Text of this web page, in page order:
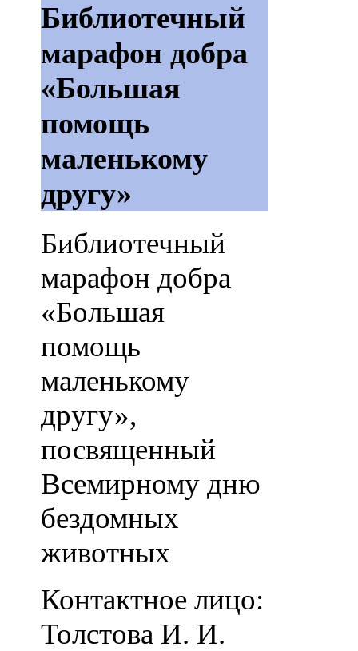
Библиотечный
марафон добра
«Большая
помощь
маленькому
другу»
Библиотечный
марафон добра
«Большая
помощь
маленькому
другу»,
посвященный
Всемирному дню
бездомных
животных
Контактное лицо:
Толстова И. И.